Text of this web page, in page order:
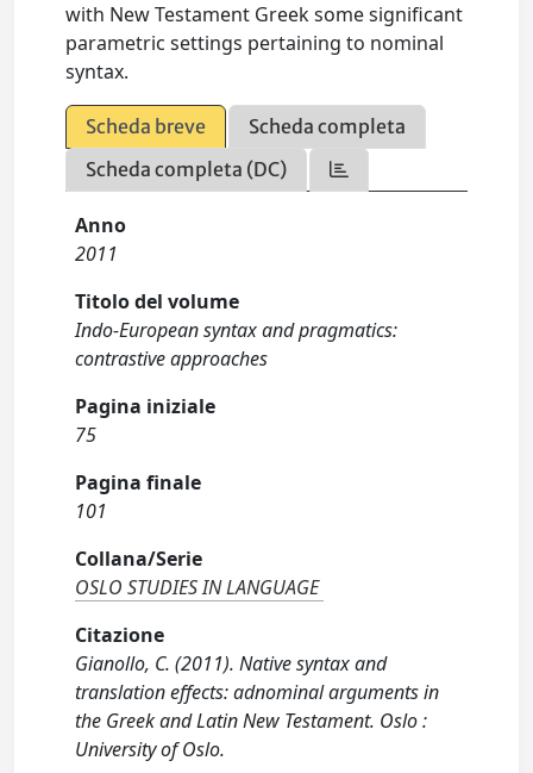
with New Testament Greek some significant
parametric settings pertaining to nominal
syntax.
Scheda breve
Scheda completa
Scheda completa (DC)
Anno
2011
Titolo del volume
Indo-European syntax and pragmatics:
contrastive approaches
Pagina iniziale
75
Pagina finale
101
Collana/Serie
OSLO STUDIES IN LANGUAGE
Citazione
Gianollo, C. (2011). Native syntax and
translation effects: adnominal arguments in
the Greek and Latin New Testament. Oslo :
University of Oslo.